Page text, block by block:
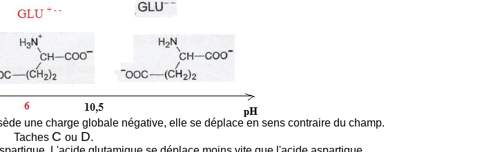
une charge globale négative, elle se déplace en sens contraire du champ.
Taches C ou D.